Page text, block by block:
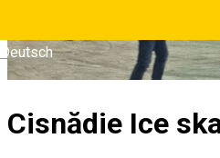
Deutsch
Cisnădie Ice